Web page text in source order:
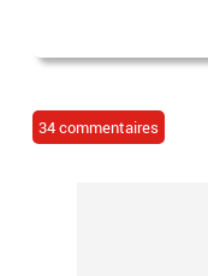
34 commentaires